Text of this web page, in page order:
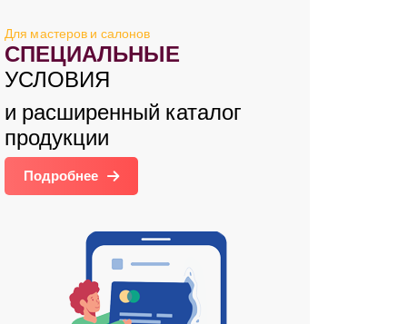
Для мастеров и салонов
СПЕЦИАЛЬНЫЕ
УСЛОВИЯ
и расширенный каталог
продукции
Подробнее